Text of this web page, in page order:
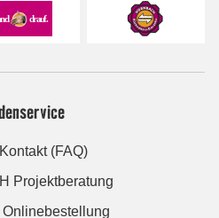
(FAQ)
Projektberatung
Onlinebestellung